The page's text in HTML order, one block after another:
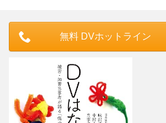
無料 DVホットライン